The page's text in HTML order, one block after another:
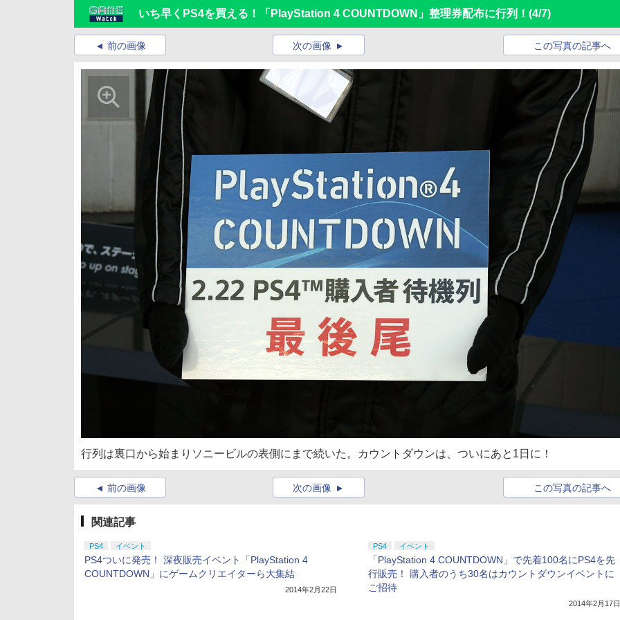
いち早くPS4を買える！「PlayStation 4 COUNTDOWN」整理券配布に行列！ (4/7)
前の画像 この写真の記事へ
次の画像
行列は裏口から始まりソニービルの表側にまで続いた。カウントダウンは、ついにあと1日に！
前の画像 この写真の記事へ
次の画像
関連記事
PS4 イベント
PS4ついに発売！ 深夜販売イベント「PlayStation 4
COUNTDOWN」にゲームクリエイターら大集結
2014年2月22日
PS4 イベント
「PlayStation 4 COUNTDOWN」で先着100名にPS4を先
行販売！ 購入者のうち30名はカウントダウンイベントに
ご招待
2014年2月17日